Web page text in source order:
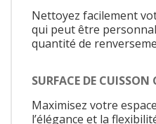
Nettoyez facilement
qui peut être
quantité de
SURFACE DE
Maximisez votre
l’élégance et la